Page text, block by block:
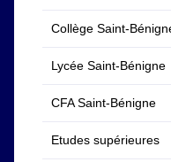
Collège Saint-
Lycée Saint-Bénigne
CFA Saint-Bénigne
Etudes supérieures